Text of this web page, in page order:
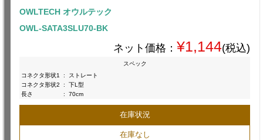
OWLTECH オウルテック
OWL-SATA3SLU70-BK
ネット価格： ¥1,144(税込)
スペック
コネクタ形状1
:
ストレート
コネクタ形状2
:
下L型
長さ
: 70cm
在庫状況
在庫なし